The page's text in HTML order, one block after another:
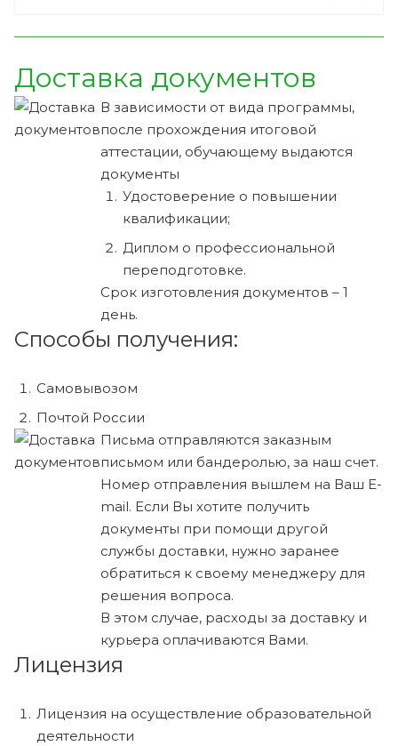
Доставка документов
В зависимости от вида программы,
после прохождения итоговой
аттестации, обучающему выдаются
документы
Удостоверение о повышении
квалификации;
Диплом о профессиональной
переподготовке.
Срок изготовления документов – 1
день.
Способы получения:
Самовывозом
Почтой России
Письма отправляются заказным
письмом или бандеролью, за наш счет.
Номер отправления вышлем на Ваш E-
mail. Если Вы хотите получить
документы при помощи другой
службы доставки, нужно заранее
обратиться к своему менеджеру для
решения вопроса.
В этом случае, расходы за доставку и
курьера оплачиваются Вами.
Лицензия
Лицензия на осуществление образовательной
деятельности